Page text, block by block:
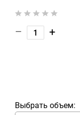
– +
Выбрать объем: